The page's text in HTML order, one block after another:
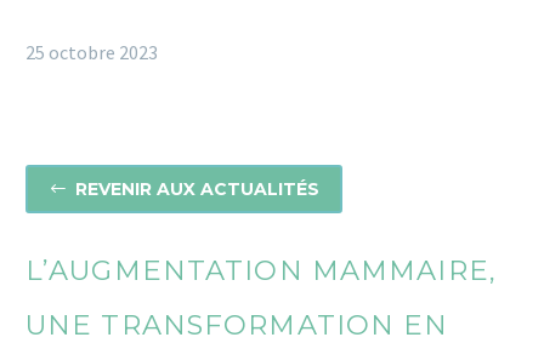
25 octobre 2023
# REVENIR AUX ACTUALITÉS
L’AUGMENTATION MAMMAIRE,
UNE TRANSFORMATION EN